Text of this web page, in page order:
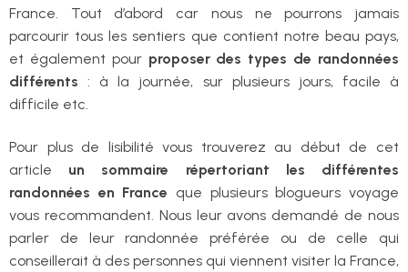
France. Tout d’abord car nous ne pourrons jamais
parcourir tous les sentiers que contient notre beau pays,
et également pour proposer des types de randonnées
différents : à la journée, sur plusieurs jours, facile à
difficile etc.
Pour plus de lisibilité vous trouverez au début de cet
article un sommaire répertoriant les différentes
randonnées en France que plusieurs blogueurs voyage
vous recommandent. Nous leur avons demandé de nous
parler de leur randonnée préférée ou de celle qui
conseillerait à des personnes qui viennent visiter la France,